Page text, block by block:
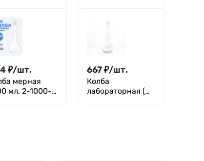
₽/шт.
мерная
мл, 2-1000-2
667₽/шт.
Колба
лабораторная (